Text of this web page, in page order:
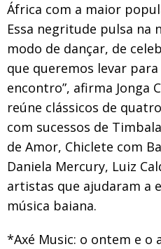
África com a maior
Essa negritude pulsa na
modo de dançar, de
que queremos levar
encontro”, afirma Jonga
reúne clássicos de
com sucessos de
de Amor, Chiclete com
Daniela Mercury, Luiz
artistas que ajudaram a
música baiana.
*Axé Music: o ontem e o